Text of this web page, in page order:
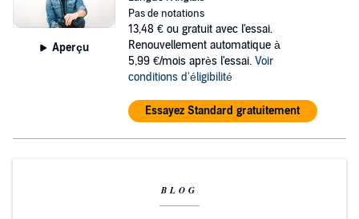
Aperçu
Pas de notations
13,48 € ou gratuit avec l'essai.
Renouvellement automatique à
5,99 €/mois après l'essai. Voir
conditions d'éligibilité
Essayez Standard gratuitement
BLOG